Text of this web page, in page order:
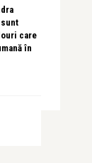
care
în